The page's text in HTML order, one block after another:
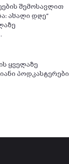
შემოსავლით
ახალი დღე“
ყველაზე
პოდკასტერები